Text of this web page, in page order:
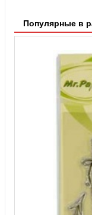
Популярные в